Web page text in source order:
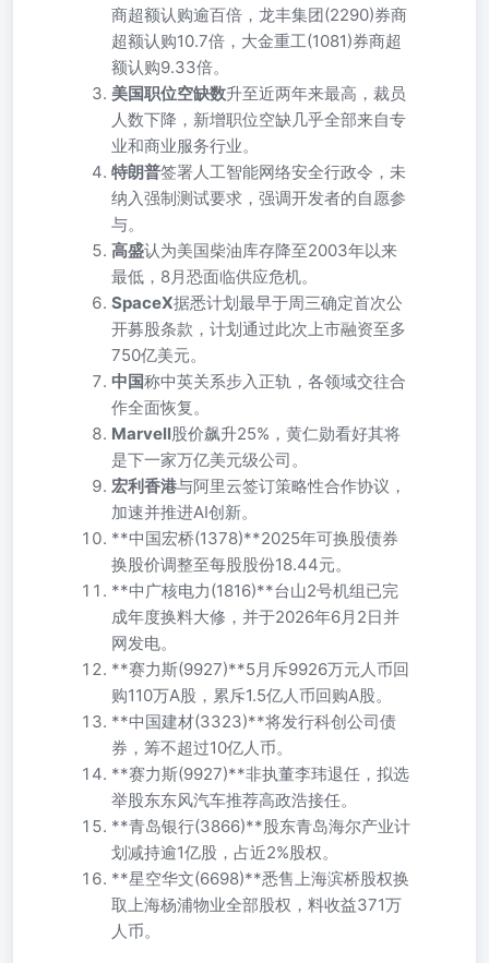
商超额认购逾百倍，龙丰集团(2290)券商
超额认购10.7倍，大金重工(1081)券商超
额认购9.33倍。
美国职位空缺数升至近两年来最高，裁员
人数下降，新增职位空缺几乎全部来自专
业和商业服务行业。
特朗普签署人工智能网络安全行政令，未
纳入强制测试要求，强调开发者的自愿参
与。
高盛认为美国柴油库存降至2003年以来
最低，8月恐面临供应危机。
SpaceX据悉计划最早于周三确定首次公
开募股条款，计划通过此次上市融资至多
750亿美元。
中国称中英关系步入正轨，各领域交往合
作全面恢复。
Marvell股价飙升25%，黄仁勋看好其将
是下一家万亿美元级公司。
宏利香港与阿里云签订策略性合作协议，
加速并推进AI创新。
**中国宏桥(1378)**2025年可换股债券
换股价调整至每股股份18.44元。
**中广核电力(1816)**台山2号机组已完
成年度换料大修，并于2026年6月2日并
网发电。
**赛力斯(9927)**5月斥9926万元人币回
购110万A股，累斥1.5亿人币回购A股。
**中国建材(3323)**将发行科创公司债
券，筹不超过10亿人币。
**赛力斯(9927)**非执董李玮退任，拟选
举股东东风汽车推荐高政浩接任。
**青岛银行(3866)**股东青岛海尔产业计
划减持逾1亿股，占近2%股权。
**星空华文(6698)**悉售上海滨桥股权换
取上海杨浦物业全部股权，料收益371万
人币。